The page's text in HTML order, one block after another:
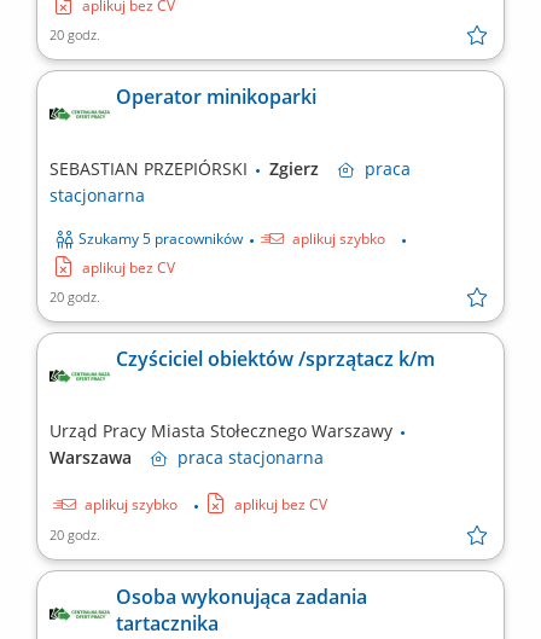
aplikuj bez CV
20 godz.
Operator minikoparki
SEBASTIAN PRZEPIÓRSKI Zgierz
praca
stacjonarna
Szukamy 5 pracowników
aplikuj szybko
aplikuj bez CV
20 godz.
Czyściciel obiektów /sprzątacz k/m
Urząd Pracy Miasta Stołecznego Warszawy
Warszawa
praca stacjonarna
aplikuj szybko aplikuj bez CV
20 godz.
Osoba wykonująca zadania
tartacznika